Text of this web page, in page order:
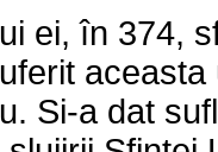
ei, în 374,
Si-a dat